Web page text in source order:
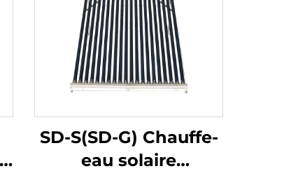
SD-S(SD-G) Chauffe-
eau solaire